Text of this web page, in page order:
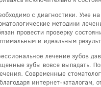
с диагностики. Уже
методики
провести проверку
и идеальным
лечение зубов
зубы вовсе выпадать.
Современные
интернет-каталогам,